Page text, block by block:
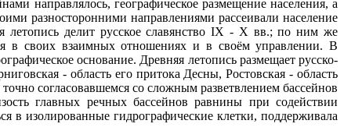
направлялось, географическое размещение населения, а
разносторонними направлениями рассеивали население
летопись делит русское славянство IX - Х вв.; по ним же
в своих взаимных отношениях и в своём управлении. В
основание. Древняя летопись размещает русско-
- область его притока Десны, Ростовская - область
согласовавшемся со сложным разветвлением бассейнов
главных речных бассейнов равнины при содействии
в изолированные гидрографические клетки, поддерживала